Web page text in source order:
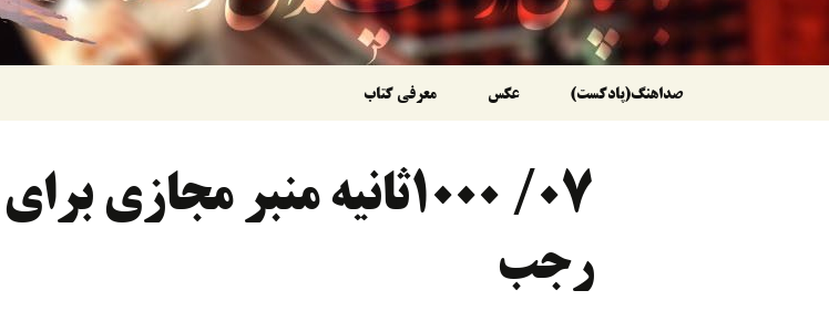
رفتن
نوشته‌ها
صداهنگ(پادکست) عکس معرفی کتاب
۰۷/ ۱۰۰۰ثانیه منبر مجازی برای
رجب